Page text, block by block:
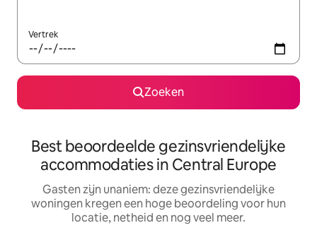
Vertrek
Zoeken
Best beoordeelde gezinsvriendelijke
accommodaties in Central Europe
Gasten zijn unaniem: deze gezinsvriendelijke
woningen kregen een hoge beoordeling voor hun
locatie, netheid en nog veel meer.